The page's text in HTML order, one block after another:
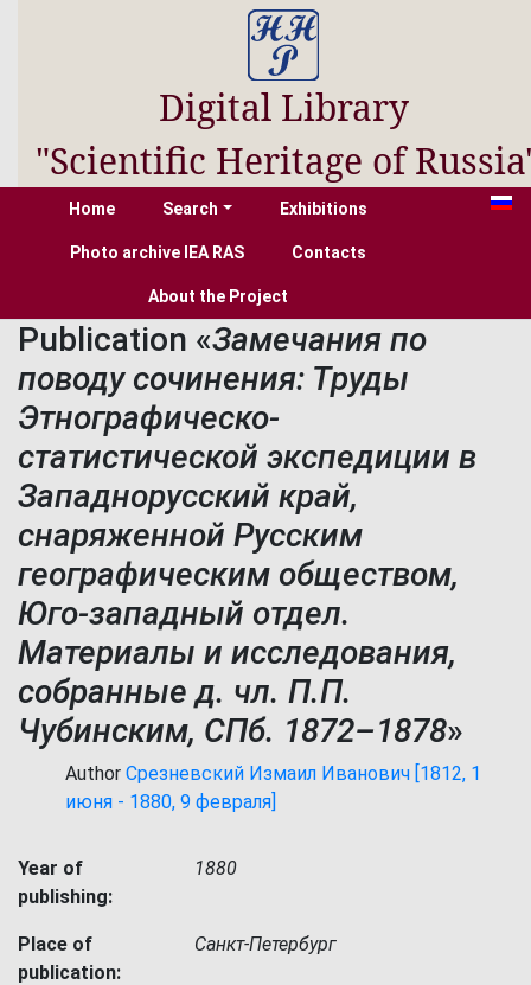
Digital Library
"Scientific Heritage of
Home Search Exhibitions
Photo archive IEA RAS Contacts
About the Project
Publication «Замечания по
поводу сочинения: Труды
Этнографическо-
статистической экспедиции в
Западнорусский край,
снаряженной Русским
географическим обществом,
Юго-западный отдел.
Материалы и исследования,
собранные д. чл. П.П.
Чубинским, СПб. 1872–1878»
Author Срезневский Измаил Иванович [1812, 1
июня - 1880, 9 февраля]
Year of
publishing:
1880
Place of
publication:
Санкт-Петербург